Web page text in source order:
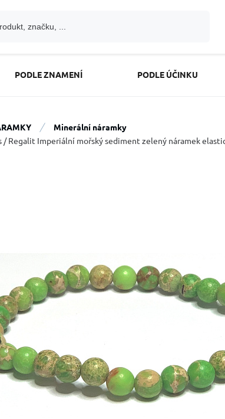
PODLE ZNAMENÍ PODLE ÚČINKU
Minerální náramky
/ Regalit Imperiální mořský sediment zelený náramek